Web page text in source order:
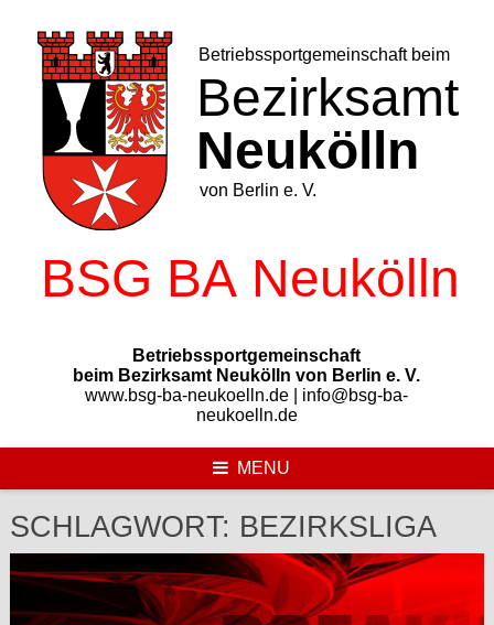
content
Betriebssportgemeinschaft
beim Bezirksamt Neukölln von Berlin e. V.
www.bsg-ba-neukoelln.de | info@bsg-ba-
neukoelln.de
MENU
SCHLAGWORT: BEZIRKSLIGA